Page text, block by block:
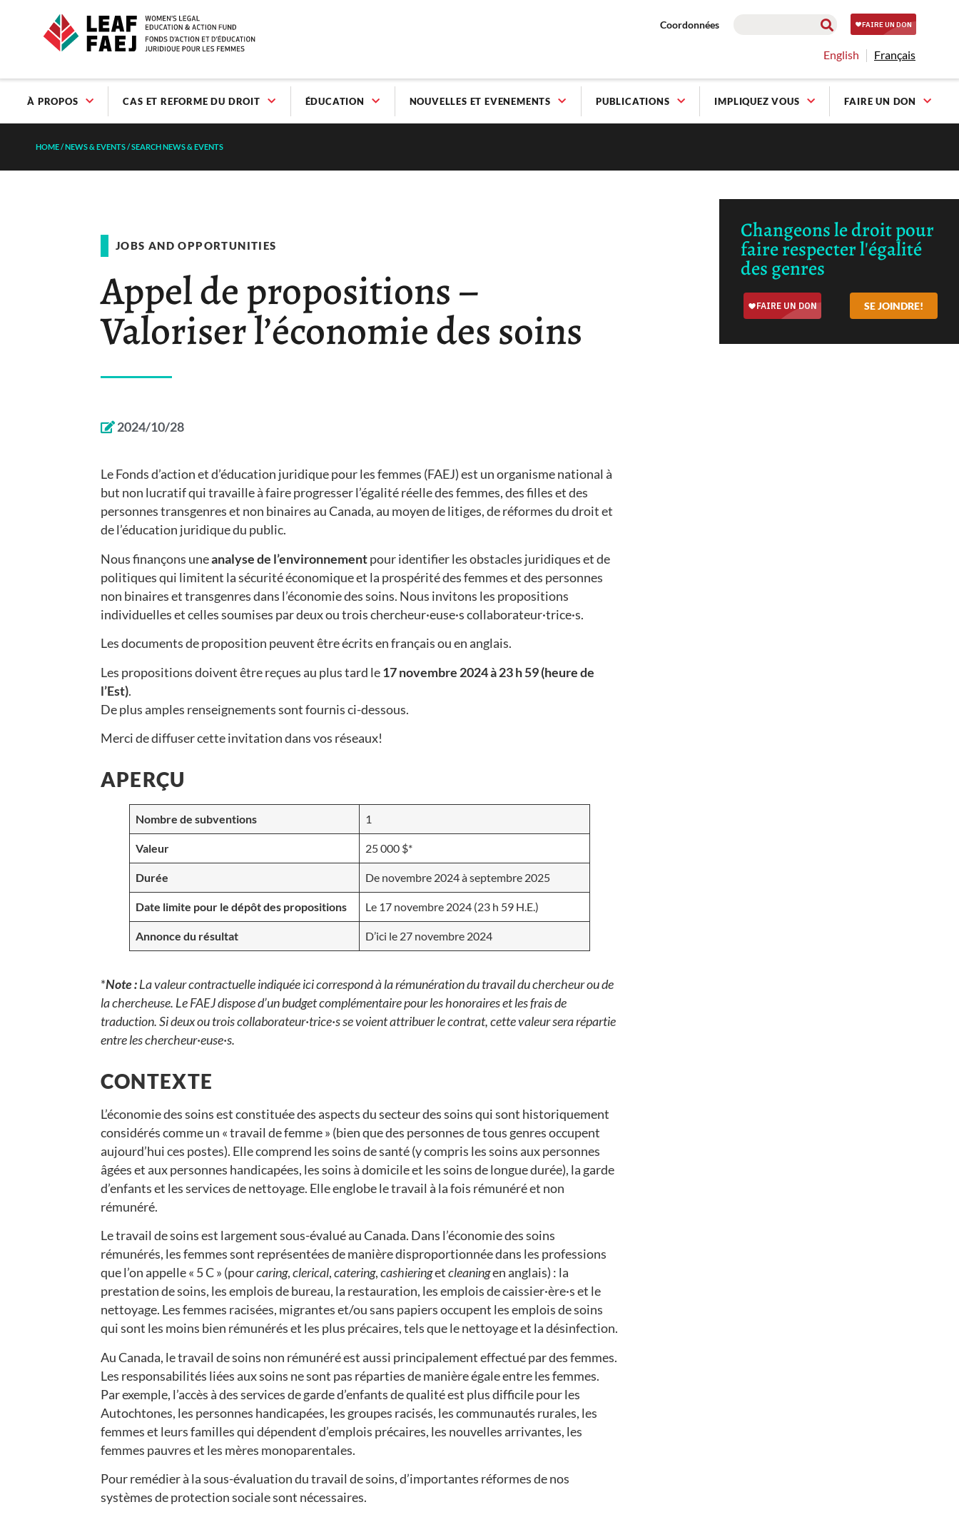
Coordonnées
English Français
À PROPOS CAS ET REFORME DU DROIT ÉDUCATION NOUVELLES ET EVENEMENTS PUBLICATIONS IMPLIQUEZ VOUS FAIRE UN DON
HOME/NEWS & EVENTS/SEARCH NEWS & EVENTS
JOBS AND OPPORTUNITIES
Appel de propositions –
Valoriser l’économie des soins
2024/10/28
Le Fonds d’action et d’éducation juridique pour les femmes (FAEJ) est un organisme national à
but non lucratif qui travaille à faire progresser l’égalité réelle des femmes, des filles et des
personnes transgenres et non binaires au Canada, au moyen de litiges, de réformes du droit et
de l’éducation juridique du public.
Nous finançons uneanalyse de l’environnementpour identifier les obstacles juridiques et de
politiques qui limitent la sécurité économique et la prospérité des femmes et des personnes
non binaires et transgenres dans l’économie des soins. Nous invitons les propositions
individuelles et celles soumises par deux ou trois chercheur·euse·s collaborateur·trice·s.
Les documents de proposition peuvent être écrits en français ou en anglais.
Les propositions doivent être reçues au plus tard le17 novembre 2024 à 23 h 59 (heure de
l’Est).
De plus amples renseignements sont fournis ci-dessous.
Merci de diffuser cette invitation dans vos réseaux!
APERÇU
Nombre de subventions 1
Valeur 25 000 $*
Durée De novembre 2024 à septembre 2025
Date limite pour le dépôt des propositions Le 17 novembre 2024 (23 h 59 H.E.)
Annonce du résultat D’ici le 27 novembre 2024
*Note :La valeur contractuelle indiquée ici correspond à la rémunération du travail du chercheur ou de
la chercheuse. Le FAEJ dispose d’un budget complémentaire pour les honoraires et les frais de
traduction. Si deux ou trois collaborateur·trice·s se voient attribuer le contrat, cette valeur sera répartie
entre les chercheur·euse·s.
CONTEXTE
L’économie des soins est constituée des aspects du secteur des soins qui sont historiquement
considérés comme un « travail de femme » (bien que des personnes de tous genres occupent
aujourd’hui ces postes). Elle comprend les soins de santé (y compris les soins aux personnes
âgées et aux personnes handicapées, les soins à domicile et les soins de longue durée), la garde
d’enfants et les services de nettoyage. Elle englobe le travail à la fois rémunéré et non
rémunéré.
Le travail de soins est largement sous-évalué au Canada. Dans l’économie des soins
rémunérés, les femmes sont représentées de manière disproportionnée dans les professions
que l’on appelle « 5 C » (pourcaring,clerical,catering,cashieringetcleaningen anglais) : la
prestation de soins, les emplois de bureau, la restauration, les emplois de caissier·ère·s et le
nettoyage. Les femmes racisées, migrantes et/ou sans papiers occupent les emplois de soins
qui sont les moins bien rémunérés et les plus précaires, tels que le nettoyage et la désinfection.
Au Canada, le travail de soins non rémunéré est aussi principalement effectué par des femmes.
Les responsabilités liées aux soins ne sont pas réparties de manière égale entre les femmes.
Par exemple, l’accès à des services de garde d’enfants de qualité est plus difficile pour les
Autochtones, les personnes handicapées, les groupes racisés, les communautés rurales, les
femmes et leurs familles qui dépendent d’emplois précaires, les nouvelles arrivantes, les
femmes pauvres et les mères monoparentales.
Pour remédier à la sous-évaluation du travail de soins, d’importantes réformes de nos
systèmes de protection sociale sont nécessaires.
Changeons le droit pour
faire respecter l'égalité
des genres
SE JOINDRE!